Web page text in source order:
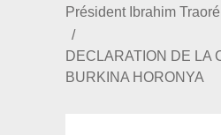
Président Ibrahim Traoré
DECLARATION DE LA
BURKINA HORONYA